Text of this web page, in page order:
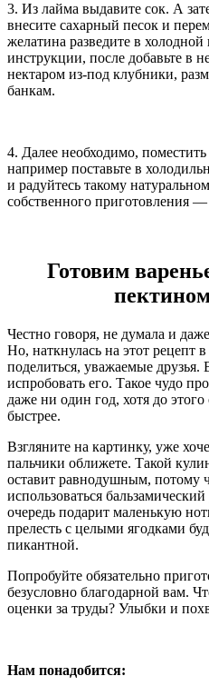
3. Из лайма выдавите сок. А
внесите сахарный песок и
желатина разведите в холодной
инструкции, после добавьте в
нектаром из-под клубники,
банкам.
4. Далее необходимо,
например поставьте в
и радуйтесь такому
собственного приготовления
Готовим
Честно говоря, не думала и
Но, наткнулась на этот рецепт
поделиться, уважаемые друзья.
испробовать его. Такое чудо
даже ни один год, хотя до этого
быстрее.
Взгляните на картинку, уже
пальчики оближете. Такой
оставит равнодушным, потому
использоваться
очередь подарит маленькую
прелесть с целыми ягодками
пикантной.
Попробуйте обязательно
безусловно благодарной вам.
оценки за труды? Улыбки и
Нам понадобится: